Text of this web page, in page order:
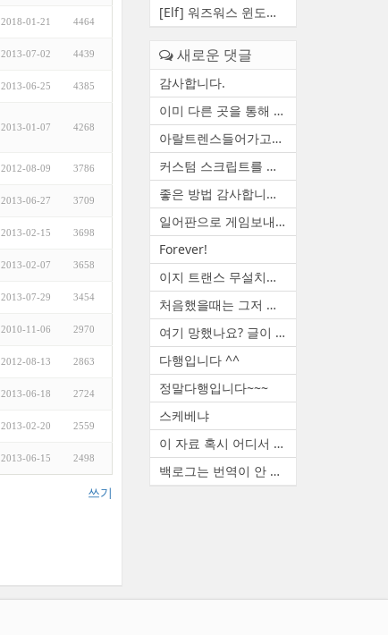
2018-01-21 4464
2013-07-02 4439
2013-06-25 4385
2013-01-07 4268
2012-08-09 3786
2013-06-27 3709
2013-02-15 3698
2013-02-07 3658
2013-07-29 3454
2010-11-06 2970
2012-08-13 2863
2013-06-18 2724
2013-02-20 2559
2013-06-15 2498
쓰기
[Elf] 워즈워스 윈도우 10 대...
새로운 댓글
감사합니다.
이미 다른 곳을 통해 자료 백...
아랄트렌스들어가고요 함수하...
커스텀 스크립트를 정상적으로...
좋은 방법 감사합니다. 한번 ...
일어판으로 게임보내줄수있습니다
Forever!
이지 트랜스 무설치판 꿀도르 ...
처음했을때는 그저 신기했죠. ...
여기 망했나요? 글이 없네요
다행입니다 ^^
정말다행입니다~~~
스케베냐
이 자료 혹시 어디서 구하셨나...
백로그는 번역이 안 됩니다. ...